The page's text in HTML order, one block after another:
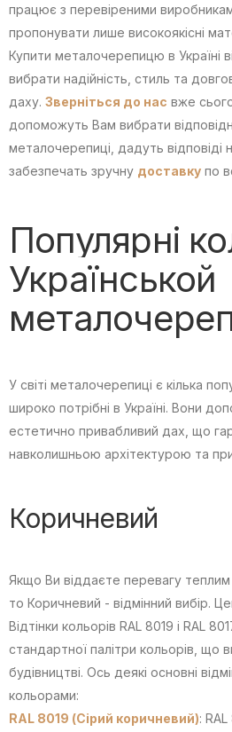
працює з перевіреними
пропонувати лише високоякісні
Купити металочерепицю в Україні
вибрати надійність, стиль та
даху. Зверніться до нас вже
допоможуть Вам вибрати
металочерепиці, дадуть відповіді
забезпечать зручну доставку по
Популярні
Українськой
У світі металочерепиці є кілька
широко потрібні в Україні. Вони
естетично привабливий дах, що
навколишньою архітектурою та
Коричневий
Якщо Ви віддаєте перевагу теплим
то Коричневий - відмінний вибір.
Відтінки кольорів RAL 8019 і RAL
стандартної палітри кольорів, що
будівництві. Ось деякі основні
кольорами:
RAL 8019 (Сірий коричневий):